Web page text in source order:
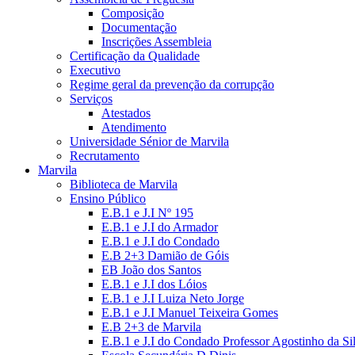
Composição
Documentação
Inscrições Assembleia
Certificação da Qualidade
Executivo
Regime geral da prevenção da corrupção
Serviços
Atestados
Atendimento
Universidade Sénior de Marvila
Recrutamento
Marvila
Biblioteca de Marvila
Ensino Público
E.B.1 e J.I Nº 195
E.B.1 e J.I do Armador
E.B.1 e J.I do Condado
E.B 2+3 Damião de Góis
EB João dos Santos
E.B.1 e J.I dos Lóios
E.B.1 e J.I Luiza Neto Jorge
E.B.1 e J.I Manuel Teixeira Gomes
E.B 2+3 de Marvila
E.B.1 e J.I do Condado Professor Agostinho da